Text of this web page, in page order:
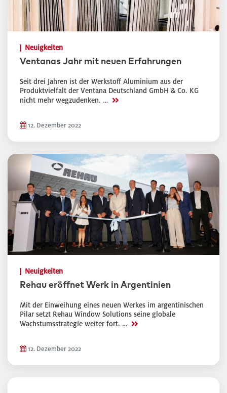
Neuigkeiten
Ventanas Jahr mit neuen Erfahrungen
Seit drei Jahren ist der Werkstoff Aluminium aus der
Produktvielfalt der Ventana Deutschland GmbH & Co. KG
nicht mehr wegzudenken. … >>
12. Dezember 2022
Neuigkeiten
Rehau eröffnet Werk in Argentinien
Mit der Einweihung eines neuen Werkes im argentinischen
Pilar setzt Rehau Window Solutions seine globale
Wachstumsstrategie weiter fort. … >>
12. Dezember 2022